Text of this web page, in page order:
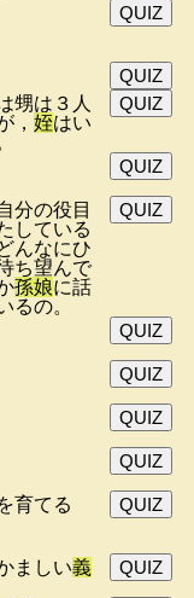
QUIZ
QUIZ
甥は３人
， 姪はい
QUIZ
QUIZ
分の役目
している
んなにひ
ち望んで
孫娘に話
るの。
QUIZ
QUIZ
QUIZ
QUIZ
QUIZ
育てる QUIZ
ましい義
QUIZ